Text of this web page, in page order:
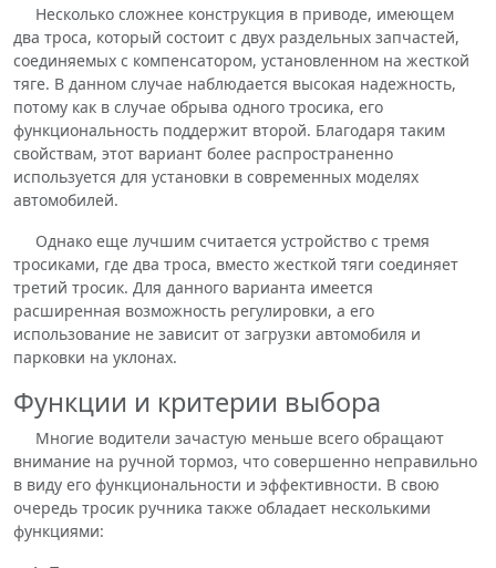
Несколько сложнее конструкция в приводе, имеющем
два троса, который состоит с двух раздельных запчастей,
соединяемых с компенсатором, установленном на жесткой
тяге. В данном случае наблюдается высокая надежность,
потому как в случае обрыва одного тросика, его
функциональность поддержит второй. Благодаря таким
свойствам, этот вариант более распространенно
используется для установки в современных моделях
автомобилей.
Однако еще лучшим считается устройство с тремя
тросиками, где два троса, вместо жесткой тяги соединяет
третий тросик. Для данного варианта имеется
расширенная возможность регулировки, а его
использование не зависит от загрузки автомобиля и
парковки на уклонах.
Функции и критерии выбора
Многие водители зачастую меньше всего обращают
внимание на ручной тормоз, что совершенно неправильно
в виду его функциональности и эффективности. В свою
очередь тросик ручника также обладает несколькими
функциями: